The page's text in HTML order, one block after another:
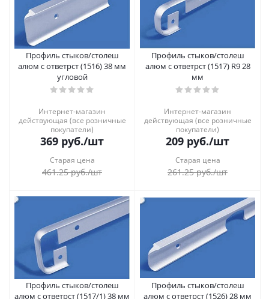
Профиль стыков/столеш
алюм с ответрст (1516) 38 мм
угловой
Интернет-магазин
действующая (все розничные
покупатели)
369 руб./шт
Старая цена
461.25руб./шт
Профиль стыков/столеш
алюм с ответрст (1517) R9 28
мм
Интернет-магазин
действующая (все розничные
покупатели)
209 руб./шт
Старая цена
261.25руб./шт
Профиль стыков/столеш
алюм с ответрст (1517/1) 38 мм
Профиль стыков/столеш
алюм с ответрст (1526) 28 мм